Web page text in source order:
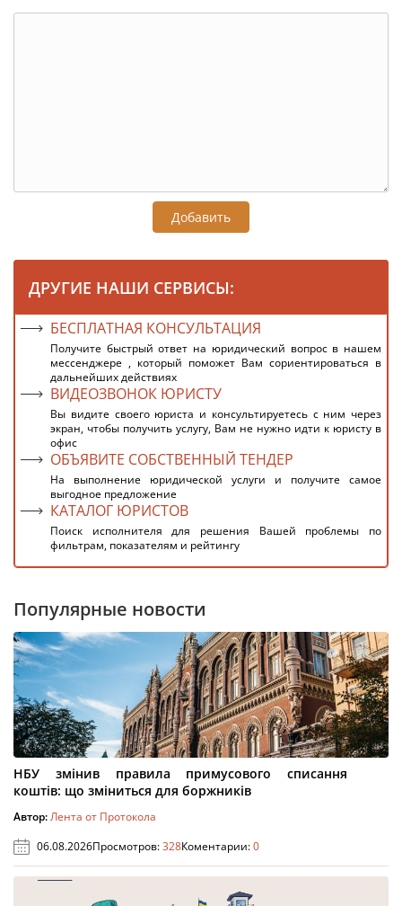
Добавить
ДРУГИЕ НАШИ СЕРВИСЫ:
БЕСПЛАТНАЯ КОНСУЛЬТАЦИЯ
Получите быстрый ответ на юридический вопрос в нашем
мессенджере , который поможет Вам сориентироваться в
дальнейших действиях
ВИДЕОЗВОНОК ЮРИСТУ
Вы видите своего юриста и консультируетесь с ним через
экран, чтобы получить услугу, Вам не нужно идти к юристу в
офис
ОБЪЯВИТЕ СОБСТВЕННЫЙ ТЕНДЕР
На выполнение юридической услуги и получите самое
выгодное предложение
КАТАЛОГ ЮРИСТОВ
Поиск исполнителя для решения Вашей проблемы по
фильтрам, показателям и рейтингу
Популярные новости
НБУ змінив правила примусового списання
коштів: що зміниться для боржників
Автор:Лента от Протокола
06.08.2026Просмотров:328Коментарии:0